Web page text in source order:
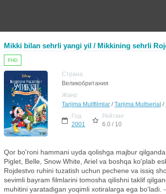
Mikki bilan sehrli yangi yil / Mikkining sehrli
FHD
Страна
Великобритания
Жанр
Tarjima Multfilmlar /Tarjima Multserial /
Год
2001
Рейтинг
6.0 / 10
Qor bo'roni hammani uyda qolishga majbur
Piglet, Belle, Snow White, Ariel va boshqa ko'plab
Rojdestvo ruhini tuzatish uchun pechene va issiq
sevimli bayram filmlarini tomosha qilishni taklif
muhitini yaratadigan yoqimli xotiralarga ega